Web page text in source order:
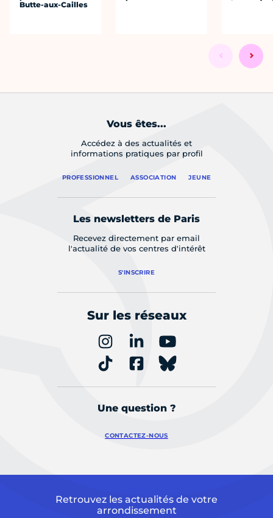
Butte-aux-Cailles
Vous êtes...
Accédez à des actualités et
informations pratiques par profil
PROFESSIONNEL ASSOCIATION JEUNE
Les newsletters de Paris
Recevez directement par email
l'actualité de vos centres d'intérêt
S'INSCRIRE
Sur les réseaux
Une question ?
CONTACTEZ-NOUS
Retrouvez les actualités de votre
arrondissement